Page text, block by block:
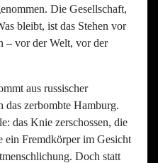
Die Gesellschaft,
bleibt, ist das Stehen vor
– vor der Welt, vor der
aus russischer
das zerbombte Hamburg.
das Knie zerschossen, die
ein Fremdkörper im Gesicht
Doch statt